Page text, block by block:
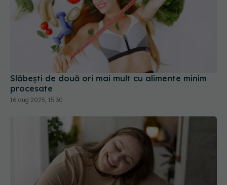
Slăbești de două ori mai mult cu alimente minim
16 aug 2025, 15:30